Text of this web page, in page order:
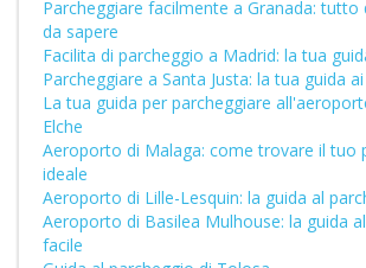
Parcheggiare facilmente a Granada: tutto
da sapere
Facilita di parcheggio a Madrid: la tua
Parcheggiare a Santa Justa: la tua guida
La tua guida per parcheggiare
Elche
Aeroporto di Malaga: come trovare il tuo
ideale
Aeroporto di Lille-Lesquin: la guida al
Aeroporto di Basilea Mulhouse: la guida
facile